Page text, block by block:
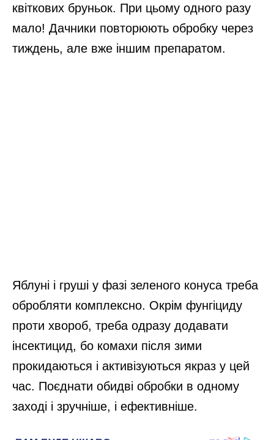
квіткових бруньок. При цьому одного разу
мало! Дачники повторюють обробку через
тиждень, але вже іншим препаратом.
Яблуні і груші у фазі зеленого конуса треба
обробляти комплексно. Окрім фунгіциду
проти хвороб, треба одразу додавати
інсектицид, бо комахи після зими
прокидаються і активізуються якраз у цей
час. Поєднати обидві обробки в одному
заході і зручніше, і ефективніше.